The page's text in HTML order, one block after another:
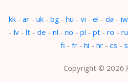
kk- ar- uk- bg- hu - vi - el - da - iw
- lv- lt- de - nl - no - pl - pt- ro - ru
fi - fr- hi - hr- cs -
Copyright © 2026